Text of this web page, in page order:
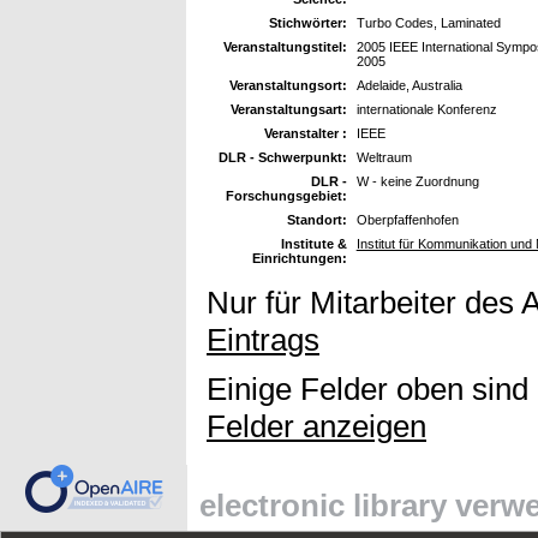
Stichwörter:
Turbo Codes, Laminated
Veranstaltungstitel:
2005 IEEE International
2005
Veranstaltungsort:
Adelaide, Australia
Veranstaltungsart:
internationale Konferenz
Veranstalter :
IEEE
DLR - Schwerpunkt:
Weltraum
DLR -
Forschungsgebiet:
W - keine Zuordnung
Standort:
Oberpfaffenhofen
Institute &
Einrichtungen:
Institut für Kommunikation und
Nur für Mitarbeiter des
Eintrags
Einige Felder oben
Felder anzeigen
electronic library